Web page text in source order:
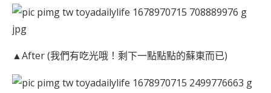
▲After (我們有吃光哦！剩下一點點點的蘇東而已)